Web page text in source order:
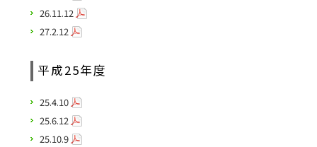
26.11.12
27.2.12
平成25年度
25.4.10
25.6.12
25.10.9